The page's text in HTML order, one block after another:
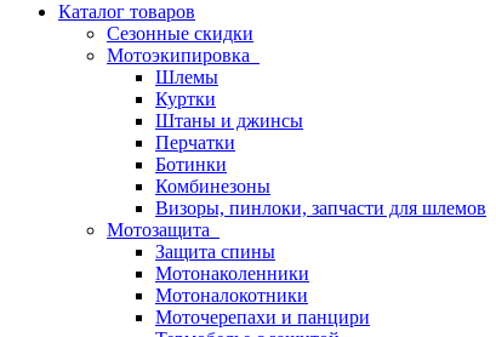
Каталог товаров
Сезонные скидки
Мотоэкипировка
Шлемы
Куртки
Штаны и джинсы
Перчатки
Ботинки
Комбинезоны
Визоры, пинлоки, запчасти для шлемов
Мотозащита
Защита спины
Мотонаколенники
Мотоналокотники
Моточерепахи и панцири